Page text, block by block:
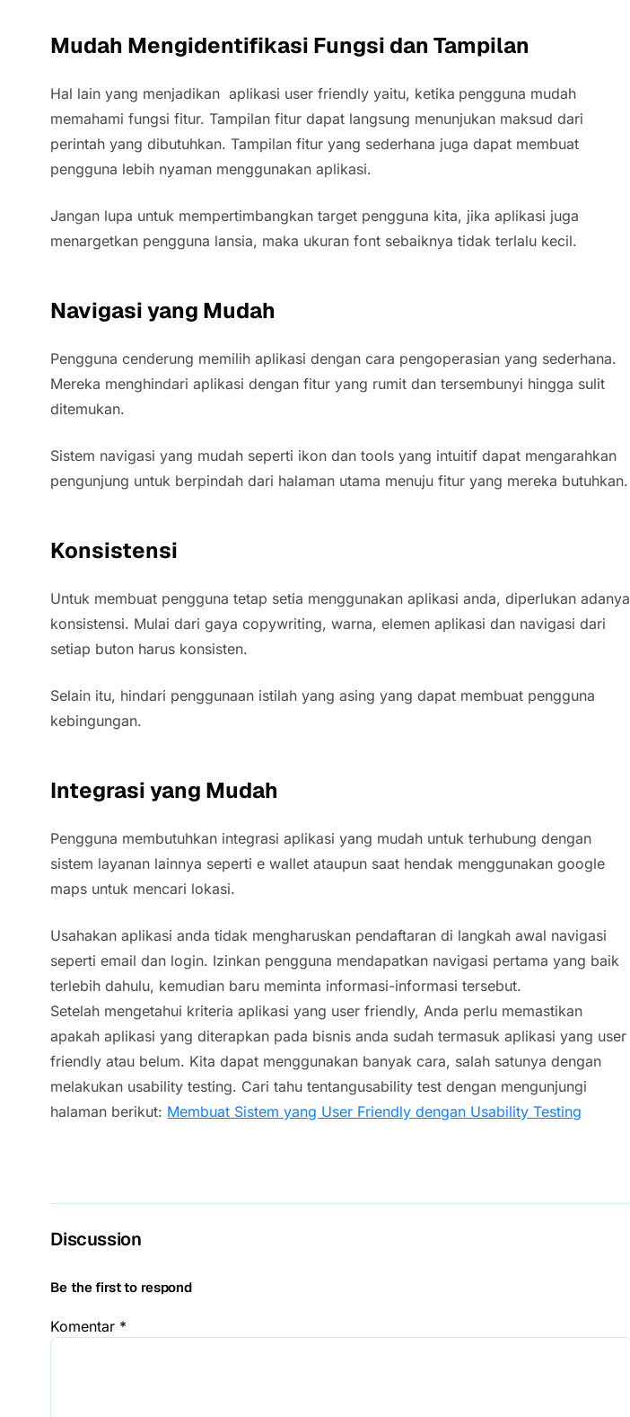
Mudah Mengidentifikasi Fungsi dan Tampilan
Hal lain yang menjadikan aplikasi user friendly yaitu, ketika pengguna mudah
memahami fungsi fitur. Tampilan fitur dapat langsung menunjukan maksud dari
perintah yang dibutuhkan. Tampilan fitur yang sederhana juga dapat membuat
pengguna lebih nyaman menggunakan aplikasi.
Jangan lupa untuk mempertimbangkan target pengguna kita, jika aplikasi juga
menargetkan pengguna lansia, maka ukuran font sebaiknya tidak terlalu kecil.
Navigasi yang Mudah
Pengguna cenderung memilih aplikasi dengan cara pengoperasian yang sederhana.
Mereka menghindari aplikasi dengan fitur yang rumit dan tersembunyi hingga sulit
ditemukan.
Sistem navigasi yang mudah seperti ikon dan tools yang intuitif dapat mengarahkan
pengunjung untuk berpindah dari halaman utama menuju fitur yang mereka butuhkan.
Konsistensi
Untuk membuat pengguna tetap setia menggunakan aplikasi anda, diperlukan adanya
konsistensi. Mulai dari gaya copywriting, warna, elemen aplikasi dan navigasi dari
setiap buton harus konsisten.
Selain itu, hindari penggunaan istilah yang asing yang dapat membuat pengguna
kebingungan.
Integrasi yang Mudah
Pengguna membutuhkan integrasi aplikasi yang mudah untuk terhubung dengan
sistem layanan lainnya seperti e wallet ataupun saat hendak menggunakan google
maps untuk mencari lokasi.
Usahakan aplikasi anda tidak mengharuskan pendaftaran di langkah awal navigasi
seperti email dan login. Izinkan pengguna mendapatkan navigasi pertama yang baik
terlebih dahulu, kemudian baru meminta informasi-informasi tersebut.
Setelah mengetahui kriteria aplikasi yang user friendly, Anda perlu memastikan
apakah aplikasi yang diterapkan pada bisnis anda sudah termasuk aplikasi yang user
friendly atau belum. Kita dapat menggunakan banyak cara, salah satunya dengan
melakukan usability testing. Cari tahu tentangusability test dengan mengunjungi
halaman berikut: Membuat Sistem yang User Friendly dengan Usability Testing
Discussion
Be the first to respond
Komentar *